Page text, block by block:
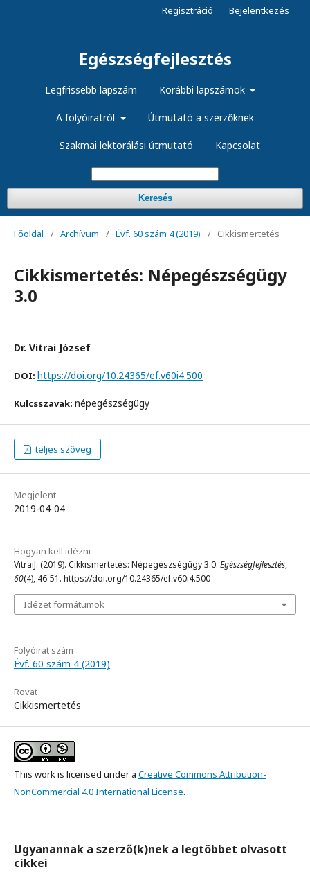
Egészségfejlesztés
Legfrissebb lapszám Korábbi lapszámok
A folyóiratról Útmutató a szerzőknek
Szakmai lektorálási útmutató Kapcsolat
Keresés
Regisztráció Bejelentkezés
Főoldal / Archívum / Évf. 60 szám 4 (2019) / Cikkismertetés
Cikkismertetés: Népegészségügy
3.0
Dr. Vitrai József
DOI: https://doi.org/10.24365/ef.v60i4.500
Kulcsszavak: népegészségügy
teljes szöveg
Megjelent
2019-04-04
Hogyan kell idézni
VitraiJ. (2019). Cikkismertetés: Népegészségügy 3.0. Egészségfejlesztés,
60(4), 46-51. https://doi.org/10.24365/ef.v60i4.500
Idézet formátumok
Folyóirat szám
Évf. 60 szám 4 (2019)
Rovat
Cikkismertetés
This work is licensed under a Creative Commons Attribution-
NonCommercial 4.0 International License.
Ugyanannak a szerző(k)nek a legtöbbet olvasott
cikkei